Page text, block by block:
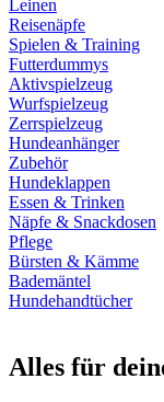
Leinen
Reisenäpfe
Spielen & Training
Futterdummys
Aktivspielzeug
Wurfspielzeug
Zerrspielzeug
Hundeanhänger
Zubehör
Hundeklappen
Essen & Trinken
Näpfe & Snackdosen
Pflege
Bürsten & Kämme
Bademäntel
Hundehandtücher
Alles für